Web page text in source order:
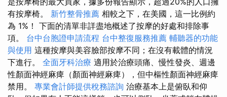
有按摩椅。 新竹整骨推薦 相較之下，在美國，這一比例約
為 1%！ 下面的清單非詳盡地概述了按摩的好處和排除事
項。 台中台胞證申請流程 台中整復服務推薦 輔聽器的功能
與使用 這種按摩與美容臉部按摩不同；在沒有載體的情況
下進行。 全面牙科治療 適用於治療頭痛、慢性發炎、週邊
性顏面神經麻痺（顏面神經麻痺），但中樞性顏面神經麻痺
禁用。 專業會計師提供稅務諮詢 治療基本上是俯臥和仰